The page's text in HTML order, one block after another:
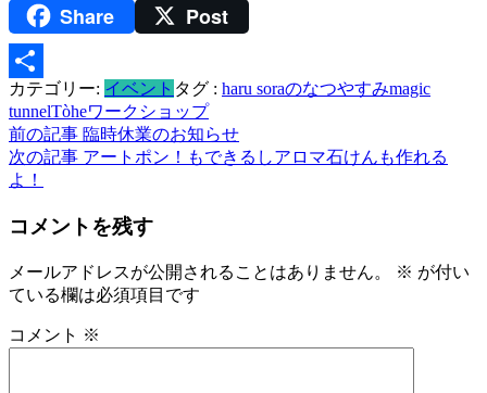
Line
Share Post
共
有
カテゴリー: イベント タグ : haru soraのなつやすみmagic
tunnelTòheワークショップ
投
稿
ビ
ゲ
シ
前の記事 臨時休業のお知らせ
次の記事 アートポン！もできるしアロマ石けんも作れる
よ！
コメントを残す
メールアドレスが公開されることはありません。 ※ が付い
ている欄は必須項目です
コメント ※